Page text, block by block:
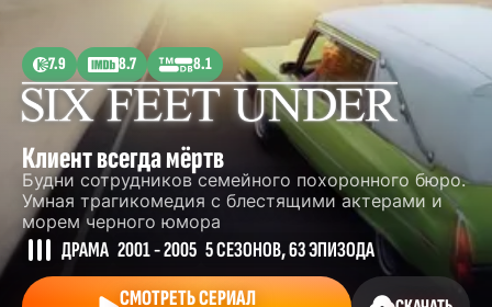
7.9 8.7 8.1
Клиент всегда мёртв
Будни сотрудников семейного похоронного бюро.
Умная трагикомедия с блестящими актерами и
морем черного юмора
ДРАМА 2001 - 2005 5 СЕЗОНОВ, 63 ЭПИЗОДА
СМОТРЕТЬ СЕРИАЛ